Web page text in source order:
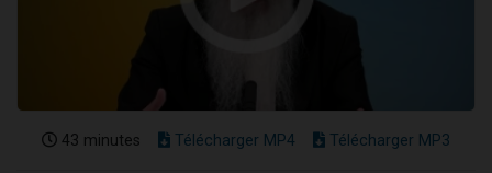
43 minutes Télécharger MP4 Télécharger MP3